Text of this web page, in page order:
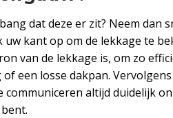
dat deze er zit? Neem dan
kant op om de lekkage te
van de lekkage is, om zo
een losse dakpan.
communiceren altijd duidelijk